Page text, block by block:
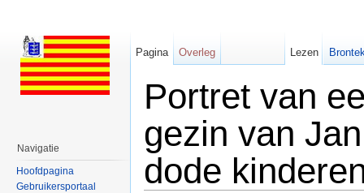
Portret van
gezin van
dode
Pagina Overleg Lezen
Navigatie
Hoofdpagina
Gebruikersportaal